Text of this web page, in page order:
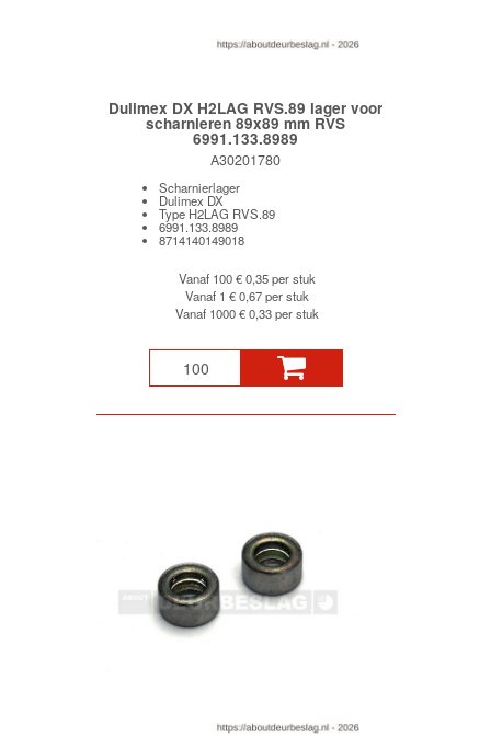
Dulimex DX H2LAG RVS.89 lager voor
scharnieren 89x89 mm RVS
6991.133.8989
A30201780
Scharnierlager
Dulimex DX
Type H2LAG RVS.89
6991.133.8989
8714140149018
Vanaf 100€ 0,35 per stuk
Vanaf 1 € 0,67 per stuk
Vanaf 1000€ 0,33 per stuk